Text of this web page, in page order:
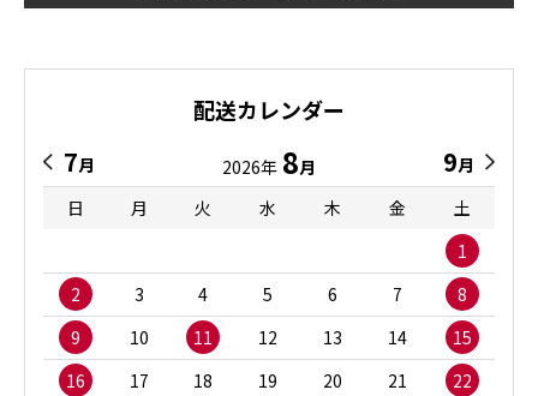
配送カレンダー
7月 2026年 8月 9月
日
月 火 水 木 金
土
1
2
3 4 5 6 7
8
9
10 11 12 13 14
15
16
17 18 19 20 21 22